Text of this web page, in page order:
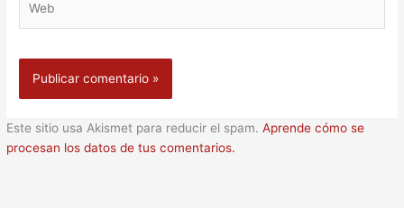
Este sitio usa Akismet para reducir el spam.Aprende cómo se
procesan los datos de tus comentarios.